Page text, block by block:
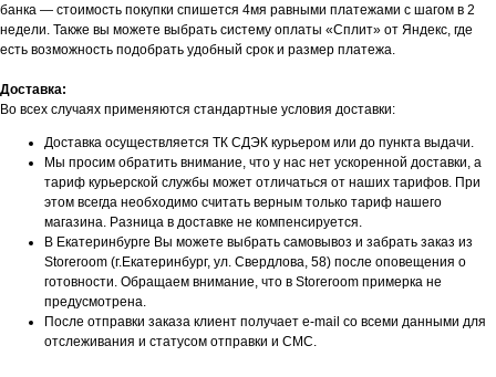
банка — стоимость покупки спишется 4мя равными платежами с шагом в 2
недели. Также вы можете выбрать систему оплаты «Сплит» от Яндекс, где
есть возможность подобрать удобный срок и размер платежа.
Доставка:
Во всех случаях применяются стандартные условия доставки:
Доставка осуществляется ТК СДЭК курьером или до пункта выдачи.
Мы просим обратить внимание, что у нас нет ускоренной доставки, а
тариф курьерской службы может отличаться от наших тарифов. При
этом всегда необходимо считать верным только тариф нашего
магазина. Разница в доставке не компенсируется.
В Екатеринбурге Вы можете выбрать самовывоз и забрать заказ из
Storeroom (г.Екатеринбург, ул. Свердлова, 58) после оповещения о
готовности. Обращаем внимание, что в Storeroom примерка не
предусмотрена.
После отправки заказа клиент получает e-mail со всеми данными для
отслеживания и статусом отправки и СМС.